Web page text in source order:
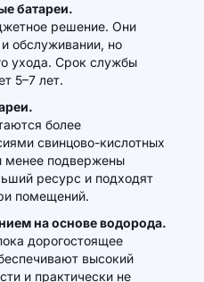
батареи.
решение. Они
обслуживании, но
ухода. Срок службы
5–7 лет.
более
свинцово-кислотных
менее подвержены
ресурс и подходят
помещений.
на основе водорода.
дорогостоящее
высокий
и практически не